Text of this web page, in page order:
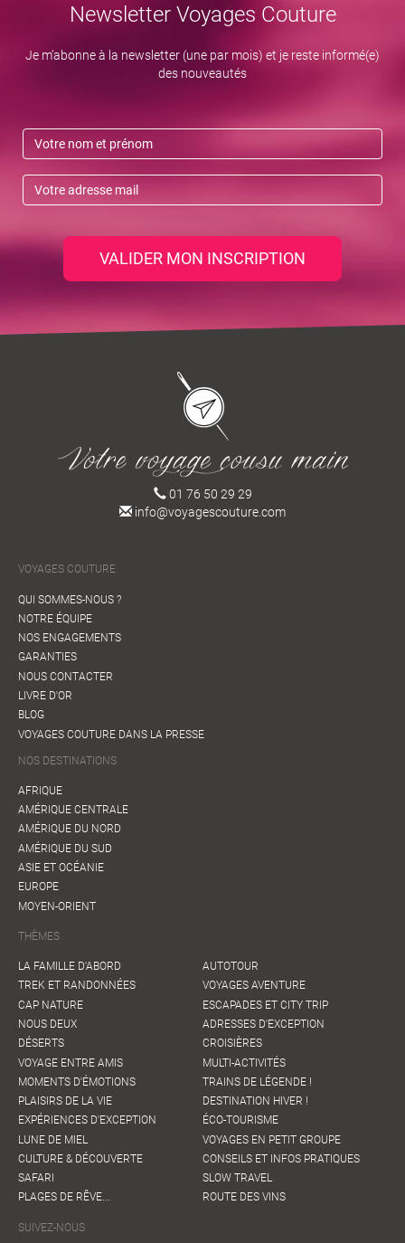
Newsletter Voyages Couture
Je m’abonne à la newsletter (une par mois) et je reste informé(e)
des nouveautés
VALIDER MON INSCRIPTION
01 76 50 29 29
info@voyagescouture.com
VOYAGES COUTURE
QUI SOMMES-NOUS ?
NOTRE ÉQUIPE
NOS ENGAGEMENTS
GARANTIES
NOUS CONTACTER
LIVRE D'OR
BLOG
VOYAGES COUTURE DANS LA PRESSE
NOS DESTINATIONS
AFRIQUE
AMÉRIQUE CENTRALE
AMÉRIQUE DU NORD
AMÉRIQUE DU SUD
ASIE ET OCÉANIE
EUROPE
MOYEN-ORIENT
THÈMES
LA FAMILLE D'ABORD
TREK ET RANDONNÉES
CAP NATURE
NOUS DEUX
DÉSERTS
VOYAGE ENTRE AMIS
MOMENTS D'ÉMOTIONS
PLAISIRS DE LA VIE
EXPÉRIENCES D'EXCEPTION
LUNE DE MIEL
CULTURE & DÉCOUVERTE
SAFARI
PLAGES DE RÊVE...
AUTOTOUR
VOYAGES AVENTURE
ESCAPADES ET CITY TRIP
ADRESSES D'EXCEPTION
CROISIÈRES
MULTI-ACTIVITÉS
TRAINS DE LÉGENDE !
DESTINATION HIVER !
ÉCO-TOURISME
VOYAGES EN PETIT GROUPE
CONSEILS ET INFOS PRATIQUES
SLOW TRAVEL
ROUTE DES VINS
SUIVEZ-NOUS